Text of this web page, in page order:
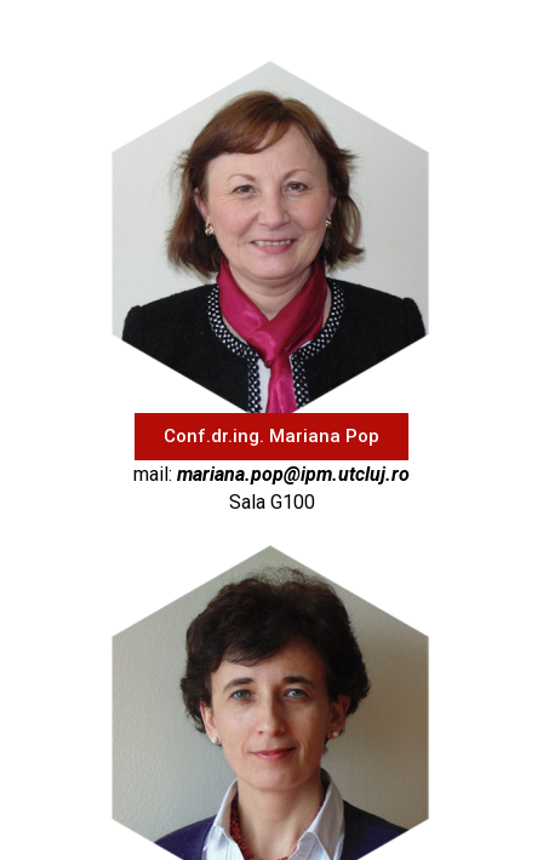
Conf.dr.ing. Mariana Pop
mail: mariana.pop@ipm.utcluj.ro
Sala G100